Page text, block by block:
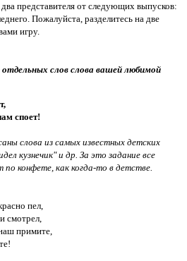
представителя от следующих выпусков:
Пожалуйста, разделитесь на две
игру.
слов слова вашей любимой
споет!
слова из самых известных детских
кузнечик" и др. За это задание все
по конфете, как когда-то в детстве.
пел,
смотрел,
примите,